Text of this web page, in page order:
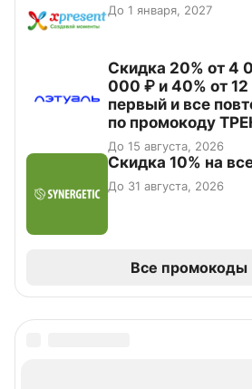
До 1 января, 2027
Скидка 20% от 4
000 ₽ и 40% от
первый и все
по промокоду
До 15 августа, 2026
Скидка 10% на
До 31 августа, 2026
Все промокоды